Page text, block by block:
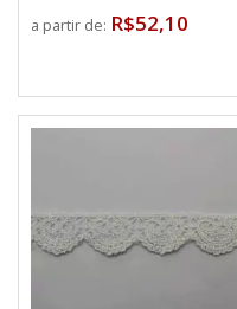
a partir de: R$52,10